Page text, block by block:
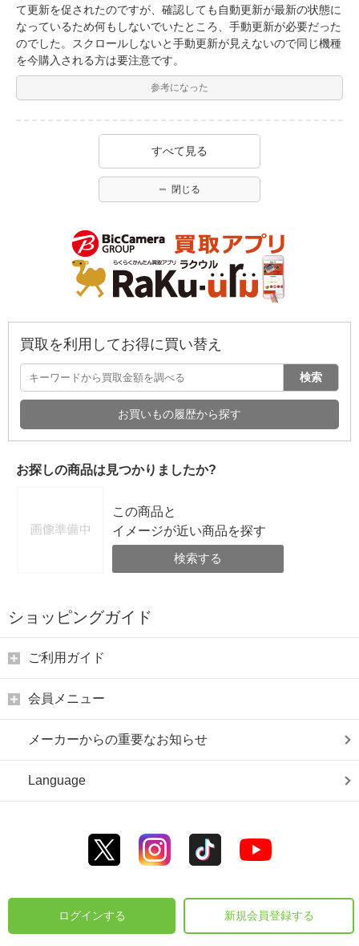
て更新を促されたのですが、確認しても自動更新が最新の状態に
なっているため何もしないでいたところ、手動更新が必要だった
のでした。スクロールしないと手動更新が見えないので同じ機種
を今購入される方は要注意です。
参考になった
すべて見る
閉じる
買取を利用してお得に買い替え
検索
お買いもの履歴から探す
お探しの商品は見つかりましたか?
この商品と
イメージが近い商品を探す
検索する
ショッピングガイド
ご利用ガイド
会員メニュー
メーカーからの重要なお知らせ
Language
ログインする 新規会員登録する